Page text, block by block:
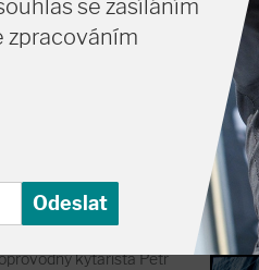
kytarista Petr
se zasíláním
zpracováním